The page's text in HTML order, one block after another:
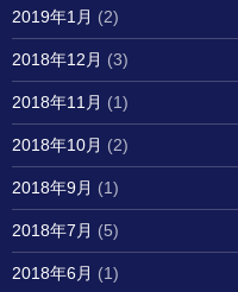
2019年1月 (2)
2018年12月 (3)
2018年11月 (1)
2018年10月 (2)
2018年9月 (1)
2018年7月 (5)
2018年6月 (1)